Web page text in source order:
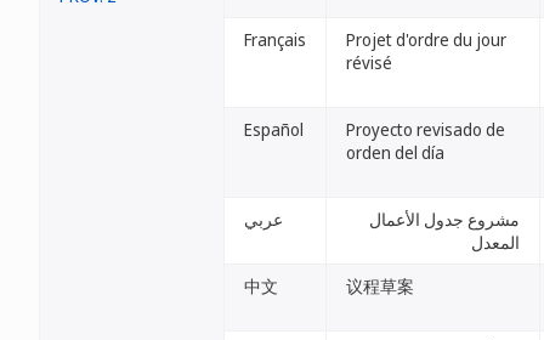
Français
Projet d'ordre du jour
révisé
Español
Proyecto revisado de
orden del día
عربي
مشروع جدول الأعمال
المعدل
中文
议程草案